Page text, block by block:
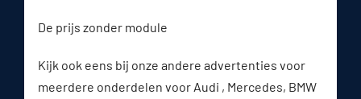
De prijs zonder module
Kijk ook eens bij onze andere advertenties voor
meerdere onderdelen voor Audi , Mercedes, BMW